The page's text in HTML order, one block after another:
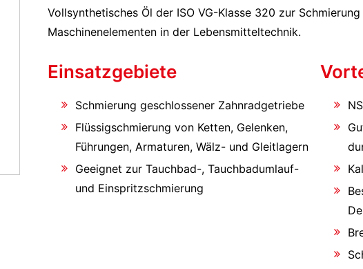
Vollsynthetisches Öl der ISO VG-Klasse 320 zur
Maschinenelementen in der Lebensmitteltechnik.
Einsatzgebiete
Schmierung geschlossener Zahnradgetriebe
Flüssigschmierung von Ketten, Gelenken,
Führungen, Armaturen, Wälz- und Gleitlagern
Geeignet zur Tauchbad-, Tauchbadumlauf-
und Einspritzschmierung